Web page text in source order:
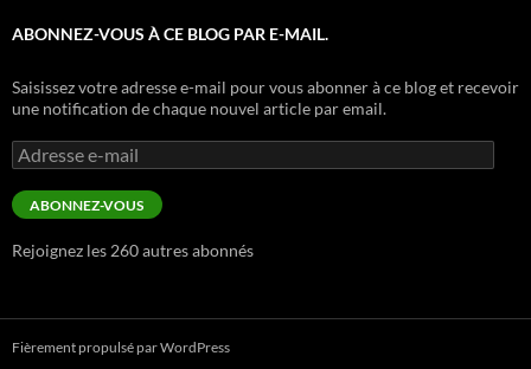
ABONNEZ-VOUS À CE BLOG PAR E-MAIL.
Saisissez votre adresse e-mail pour vous abonner à ce blog et recevoir
une notification de chaque nouvel article par email.
Adresse
e-
mail
ABONNEZ-VOUS
Rejoignez les 260 autres abonnés
Fièrement propulsé par WordPress